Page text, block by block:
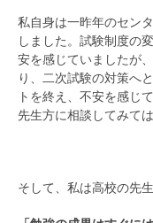
私自身は一昨年のセン
しました。試験制度の
安を感じていましたが
り、二次試験の対策へ
トを終え、不安を感じ
先生方に相談してみて
そして、私は高校の先